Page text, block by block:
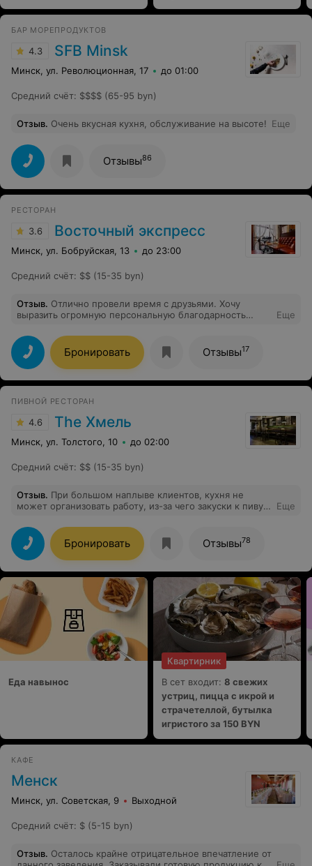
БАР МОРЕПРОДУКТОВ
4.3 SFB Minsk
Минск, ул. Революционная, 17 до 01:00
Средний счёт: $$$$ (65-95 byn)
Отзыв. Очень вкусная кухня, обслуживание на высоте! Еще
Отзывы86
РЕСТОРАН
3.6 Восточный экспресс
Минск, ул. Бобруйская, 13 до 23:00
Средний счёт: $$ (15-35 byn)
Отзыв. Отлично провели время с друзьями. Хочу
выразить огромную персональную благодарность
профессионализм, доброту, внимание. Искренне
желаю ей здоровья, удачи, счастья, успехов в
нелегком труде. Спасибо всему вашему коллективу.
Вы сделали наш день радостным и приятным.
Еще
Бронировать Отзывы17
ПИВНОЙ РЕСТОРАН
4.6 The Хмель
Минск, ул. Толстого, 10 до 02:00
Средний счёт: $$ (15-35 byn)
Отзыв. При большом наплыве клиентов, кухня не
может организовать работу, из-за чего закуски к пиву
приготовленными) подаются холодные, сырные
палочки настолько холодные, будто час ждали на
кухне перед подачей. Заказчик же оплачивает готовое
, качественное, блюдо, а не то что оно есть. Это не
уважение к тем, кто приходит к ним в качестве
посетителей.
Еще
Бронировать Отзывы78
Еда навынос
Квартирник
В сет входит: 8 свежих
устриц, пицца с икрой и
страчетеллой, бутылка
игристого за 150 BYN
КАФЕ
Менск
Минск, ул. Советская, 9 Выходной
Средний счёт: $ (5-15 byn)
Отзыв. Осталось крайне отрицательное впечатление от